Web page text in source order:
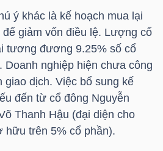
ý khác là kế hoạch mua lại
để giảm vốn điều lệ. Lượng cổ
tương đương 9.25% số cổ
Doanh nghiệp hiện chưa công
giao dịch. Việc bổ sung kế
đến từ cổ đông Nguyễn
Thanh Hậu (đại diện cho
hữu trên 5% cổ phần).